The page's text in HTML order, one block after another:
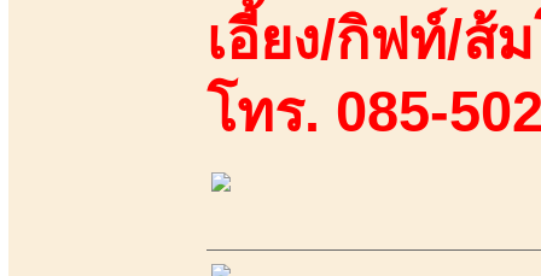
เอี้ยง/กิฟท์/ส้
โทร. 085-